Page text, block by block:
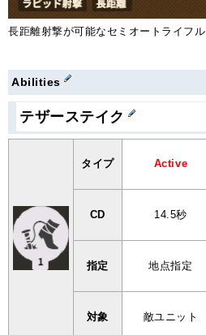
長距離射撃が可能なセミオートライフル
Abilities
テザーステイク
タイプ Active
CD 14.5秒
指定 地点指定
対象 敵ユニット